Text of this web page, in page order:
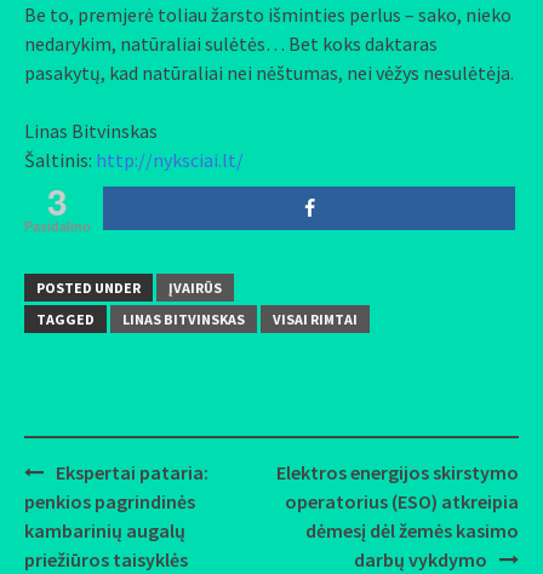
Be to, premjerė toliau žarsto išminties perlus – sako, nieko
nedarykim, natūraliai sulėtės… Bet koks daktaras
pasakytų, kad natūraliai nei nėštumas, nei vėžys nesulėtėja.
Linas Bitvinskas
Šaltinis: http://nyksciai.lt/
3
Pasidalino
POSTED UNDER
ĮVAIRŪS
TAGGED
LINAS BITVINSKAS VISAI RIMTAI
Post
navigation
Ekspertai pataria:
penkios pagrindinės
kambarinių augalų
priežiūros taisyklės
Elektros energijos skirstymo
operatorius (ESO) atkreipia
dėmesį dėl žemės kasimo
darbų vykdymo